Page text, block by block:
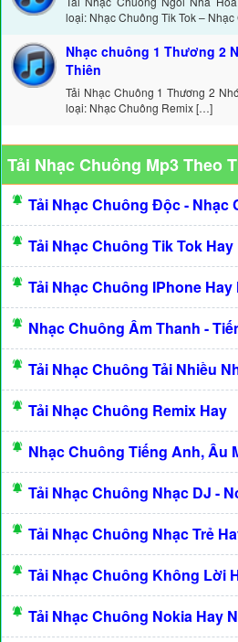
loại: Nhạc Chuông Tik Tok –
Nhạc chuông 1 Thương 2
Thiên
Tải Nhạc Chuông 1 Thương 2
loại: Nhạc Chuông Remix […]
Tải Nhạc Chuông Mp3 Theo
Tải Nhạc Chuông Độc - Nhạc
Tải Nhạc Chuông Tik Tok Hay
Tải Nhạc Chuông IPhone Hay
Nhạc Chuông Âm Thanh -
Tải Nhạc Chuông Tải Nhiều
Tải Nhạc Chuông Remix Hay
Nhạc Chuông Tiếng Anh, Âu
Tải Nhạc Chuông Nhạc DJ -
Tải Nhạc Chuông Nhạc Trẻ
Tải Nhạc Chuông Không Lời
Tải Nhạc Chuông Nokia Hay